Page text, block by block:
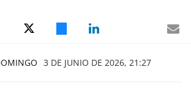
3 DE JUNIO DE 2026, 21:27